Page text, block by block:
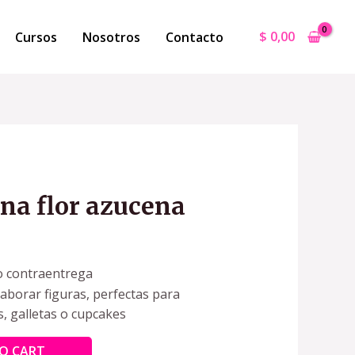
Cursos Nosotros Contacto $ 0,00
flor azucena
contraentrega
figuras, perfectas para
galletas o cupcakes
CART